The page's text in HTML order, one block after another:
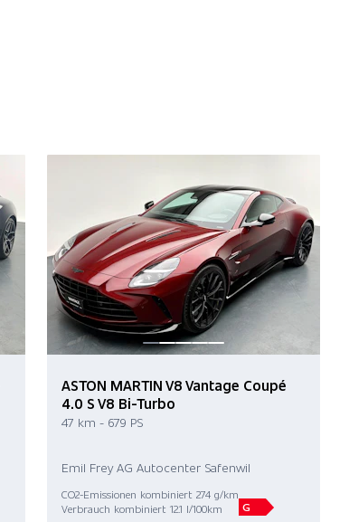
ASTON MARTIN V8 Vantage Coupé
4.0 S V8 Bi-Turbo
47 km - 679 PS
Emil Frey AG Autocenter Safenwil
CO2-Emissionen kombiniert 274 g/km
Verbrauch kombiniert 12.1 l/100km
G